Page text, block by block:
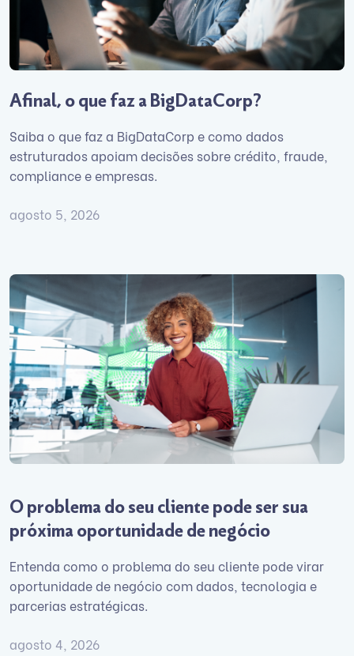
Afinal, o que faz a BigDataCorp?
Saiba o que faz a BigDataCorp e como dados
estruturados apoiam decisões sobre crédito, fraude,
compliance e empresas.
agosto 5, 2026
O problema do seu cliente pode ser sua
próxima oportunidade de negócio
Entenda como o problema do seu cliente pode virar
oportunidade de negócio com dados, tecnologia e
parcerias estratégicas.
agosto 4, 2026